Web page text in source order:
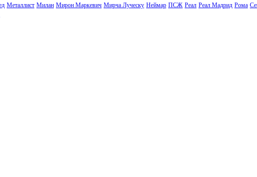
Металлист Милан Мирон Маркевич Мирча Луческу Неймар ПСЖ Реал Реал Мадрид Рома